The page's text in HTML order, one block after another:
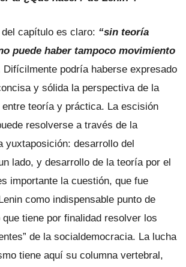
capítulo es claro: “sin teoría
puede haber tampoco movimiento
Difícilmente podría haberse expresado
y sólida la perspectiva de la
entre teoría y práctica. La escisión
resolverse a través de la
yuxtaposición: desarrollo del
lado, y desarrollo de la teoría por el
importante la cuestión, que fue
como indispensable punto de
tiene por finalidad resolver los
de la socialdemocracia. La lucha
tiene aquí su columna vertebral,